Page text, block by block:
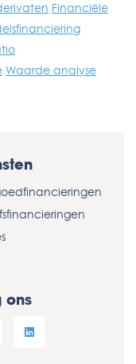
Financiële
Waarde analyse
ons